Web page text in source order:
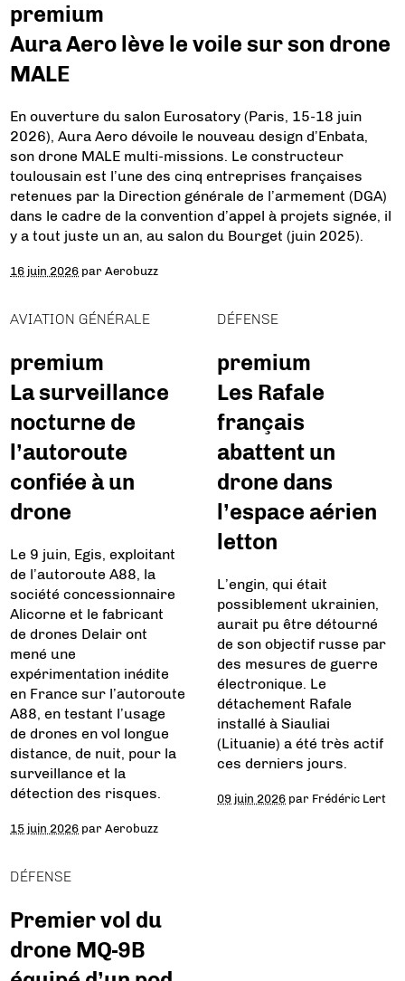
premium
Aura Aero lève le voile sur son drone
MALE
En ouverture du salon Eurosatory (Paris, 15-18 juin
2026), Aura Aero dévoile le nouveau design d’Enbata,
son drone MALE multi-missions. Le constructeur
toulousain est l’une des cinq entreprises françaises
retenues par la Direction générale de l’armement (DGA)
dans le cadre de la convention d’appel à projets signée, il
y a tout juste un an, au salon du Bourget (juin 2025).
16 juin 2026 parAerobuzz
AVIATION GÉNÉRALE
premium
La surveillance
nocturne de
l’autoroute
confiée à un
drone
Le 9 juin, Egis, exploitant
de l’autoroute A88, la
société concessionnaire
Alicorne et le fabricant
de drones Delair ont
mené une
expérimentation inédite
en France sur l’autoroute
A88, en testant l’usage
de drones en vol longue
distance, de nuit, pour la
surveillance et la
détection des risques.
15 juin 2026 parAerobuzz
DÉFENSE
premium
Les Rafale
français
abattent un
drone dans
l’espace aérien
letton
L’engin, qui était
possiblement ukrainien,
aurait pu être détourné
de son objectif russe par
des mesures de guerre
électronique. Le
détachement Rafale
installé à Siauliai
(Lituanie) a été très actif
ces derniers jours.
09 juin 2026 par Frédéric Lert
DÉFENSE
Premier vol du
drone MQ-9B